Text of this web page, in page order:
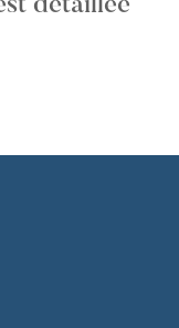
détaillée